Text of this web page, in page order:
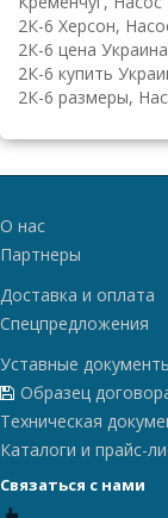
2К-6 Херсон,
2К-6 цена
2К-6 купить
2К-6 размеры,
О нас
Партнеры
Доставка и оплата
Спецпредложения
Уставные
Образец
Техническая
Каталоги и прайс-
Связаться с нами